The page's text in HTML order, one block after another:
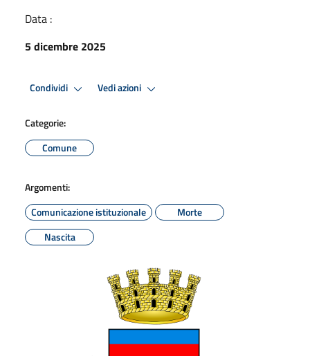
Data :
5 dicembre 2025
Condividi Vedi azioni
Categorie:
Comune
Argomenti:
Comunicazione istituzionale
Morte
Nascita